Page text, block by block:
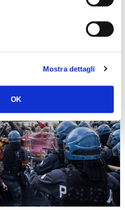
Mostra dettagli
OK
sgomberi
abusive